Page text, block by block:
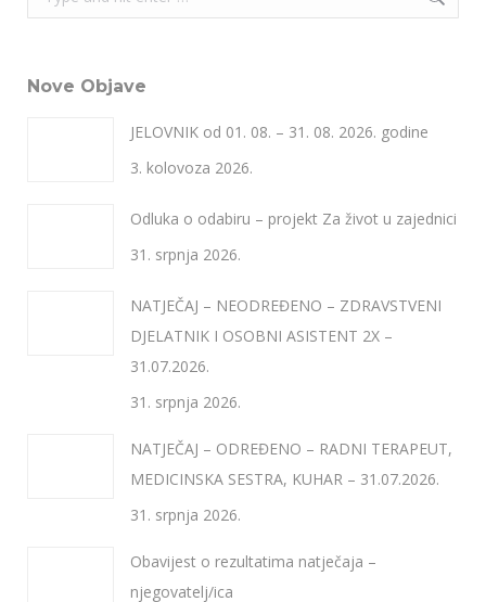
Nove Objave
JELOVNIK od 01. 08. – 31. 08. 2026. godine
3. kolovoza 2026.
Odluka o odabiru – projekt Za život u zajednici
31. srpnja 2026.
NATJEČAJ – NEODREĐENO – ZDRAVSTVENI
DJELATNIK I OSOBNI ASISTENT 2X –
31.07.2026.
31. srpnja 2026.
NATJEČAJ – ODREĐENO – RADNI TERAPEUT,
MEDICINSKA SESTRA, KUHAR – 31.07.2026.
31. srpnja 2026.
Obavijest o rezultatima natječaja –
njegovatelj/ica